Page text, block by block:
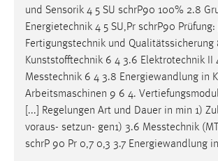
und Sensorik 4 5 SU schrP90 100% 2.8
Energietechnik 4 5 SU,Pr schrP90 Prüfung:
Fertigungstechnik und Qualitätssicherung
Kunststofftechnik 6 4 3.6 Elektrotechnik II
Messtechnik 6 4 3.8 Energiewandlung in
Arbeitsmaschinen 9 6 4.
[...] Regelungen Art und Dauer in min 1)
voraus- setzun- gen1) 3.6 Messtechnik
schrP 90 Pr 0,7 0,3 3.7 Energiewandlung